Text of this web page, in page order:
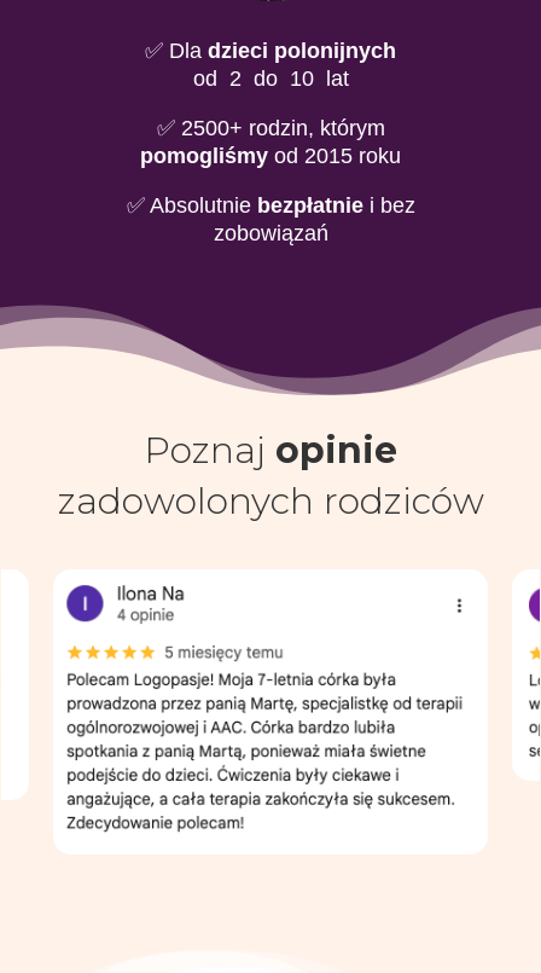
✅ Dla dzieci polonijnych
od 2 do_ 10_ lat
✅ 2500+ rodzin, którym
pomogliśmy od 2015 roku
✅ Absolutnie bezpłatniei bez
zobowiązań
Poznaj opinie
zadowolonych rodziców
Ilona Na